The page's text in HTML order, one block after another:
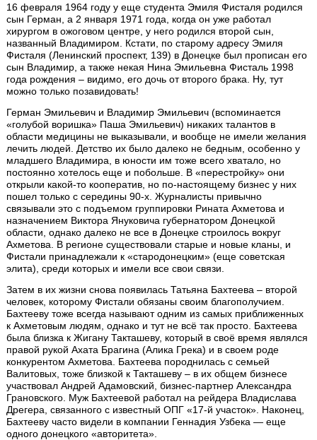
16 февраля 1964 году у еще студента Эмиля Фисталя родился
сын Герман, а 2 января 1971 года, когда он уже работал
хирургом в ожоговом центре, у него родился второй сын,
названный Владимиром. Кстати, по старому адресу Эмиля
Фисталя (Ленинский проспект, 139) в Донецке был прописан его
сын Владимир, а также некая Нина Эмильевна Фисталь 1998
года рождения – видимо, его дочь от второго брака. Ну, тут
можно только позавидовать!
Герман Эмильевич и Владимир Эмильевич (вспоминается
«голубой воришка» Паша Эмильевич) никаких талантов в
области медицины не выказывали, и вообще не имели желания
лечить людей. Детство их было далеко не бедным, особенно у
младшего Владимира, в юности им тоже всего хватало, но
постоянно хотелось еще и побольше. В «перестройку» они
открыли какой-то кооператив, но по-настоящему бизнес у них
пошел только с середины 90-х. Журналисты привычно
связывали это с подъемом группировки Рината Ахметова и
назначением Виктора Януковича губернатором Донецкой
области, однако далеко не все в Донецке строилось вокруг
Ахметова. В регионе существовали старые и новые кланы, и
Фистали принадлежали к «стародонецким» (еще советская
элита), среди которых и имели все свои связи.
Затем в их жизни снова появилась Татьяна Бахтеева – второй
человек, которому Фистали обязаны своим благополучием.
Бахтееву тоже всегда называют одним из самых приближенных
к Ахметовым людям, однако и тут не всё так просто. Бахтеева
была близка к Жигану Такташеву, который в своё время являлся
правой рукой Ахата Брагина (Алика Грека) и в своем роде
конкурентом Ахметова. Бахтеева породнилась с семьей
Валитовых, тоже близкой к Такташеву – в их общем бизнесе
участвовал Андрей Адамовский, бизнес-партнер Александра
Грановского. Муж Бахтеевой работал на рейдера Владислава
Дрегера, связанного с известный ОПГ «17-й участок». Наконец,
Бахтееву часто видели в компании Геннадия Узбека — еще
одного донецкого «авторитета».